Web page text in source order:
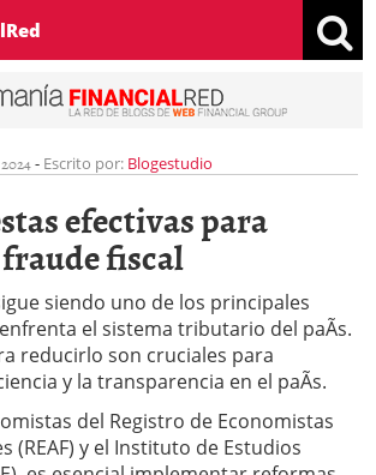
- Escrito por: Blogestudio
efectivas para
fiscal
siendo uno de los principales
el sistema tributario del paÃ­s.
reducirlo son cruciales para
y la transparencia en el paÃ­s.
del Registro de Economistas
(REAF) y el Instituto de Estudios